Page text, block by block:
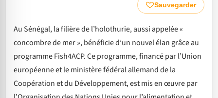
Sauvegarder
Au Sénégal, la filière de l’holothurie, aussi appelée «
concombre de mer », bénéficie d’un nouvel élan grâce au
programme Fish4ACP. Ce programme, financé par l’Union
européenne et le ministère fédéral allemand de la
Coopération et du Développement, est mis en œuvre par